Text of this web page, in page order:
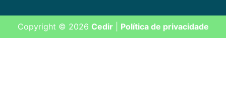
Copyright © 2026 Cedir| Política de privacidade